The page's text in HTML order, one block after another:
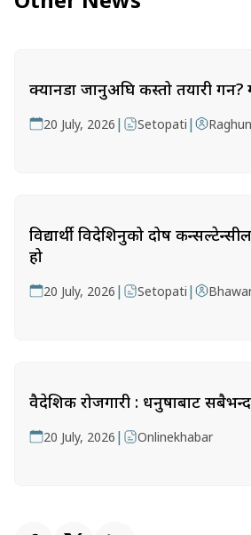
क्यानडा जानुअघि कस्तो तयारी
20 July, 2026 | Setopati |
विद्यार्थी विदेशिनुको दोष
हो
20 July, 2026 | Setopati |
वैदेशिक रोजगारी : धनुषाबाट
20 July, 2026 | Onlinekhabar